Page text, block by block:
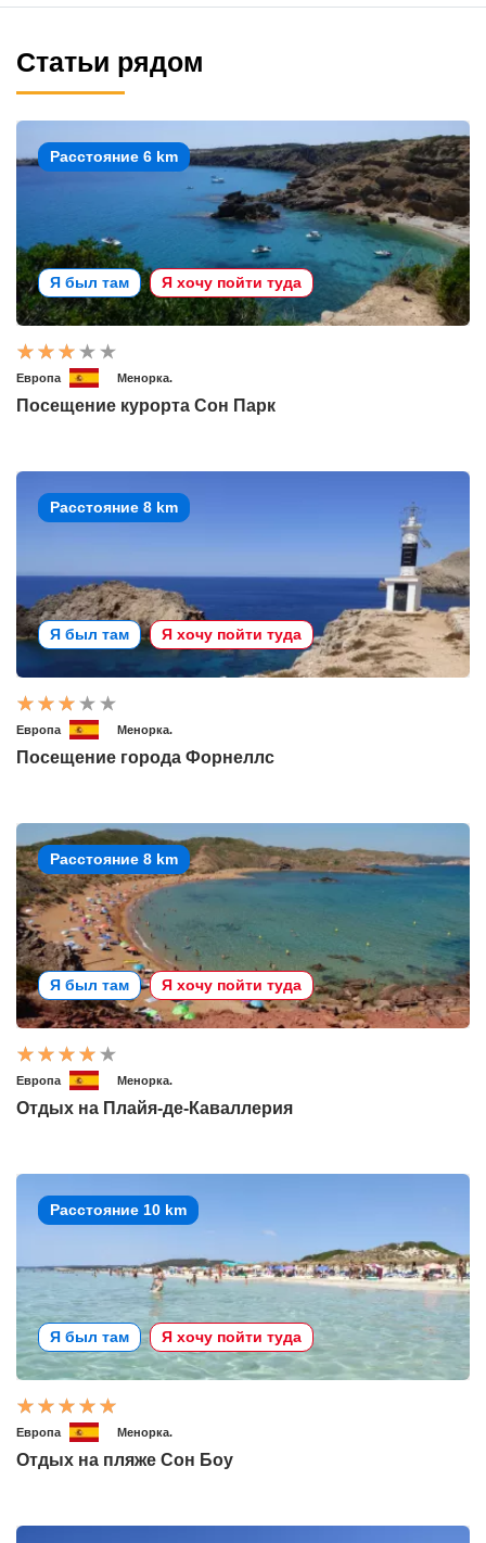
Статьи рядом
Расстояние 6 km
Я был там Я хочу пойти туда
Европа Менорка.
Посещение курорта Сон Парк
Расстояние 8 km
Я был там Я хочу пойти туда
Европа Менорка.
Посещение города Форнеллс
Расстояние 8 km
Я был там Я хочу пойти туда
Европа Менорка.
Отдых на Плайя-де-Каваллерия
Расстояние 10 km
Я был там Я хочу пойти туда
Европа Менорка.
Отдых на пляже Сон Боу